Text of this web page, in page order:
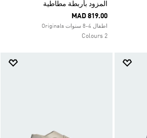
المزود بأربطة مطاطية
MAD 819.00
اطفال 4-8 سنوات Originals
2 Colours